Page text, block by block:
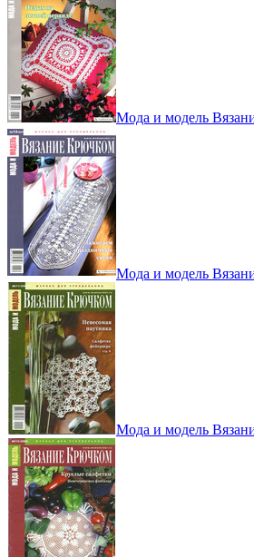
Мода и модель
Мода и модель
Мода и модель